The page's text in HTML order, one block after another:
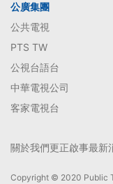
公廣集團
公共電視
PTS TW
公視台語台
中華電視公司
客家電視台
關於我們更正啟事最新
Copyright © 2020 Public